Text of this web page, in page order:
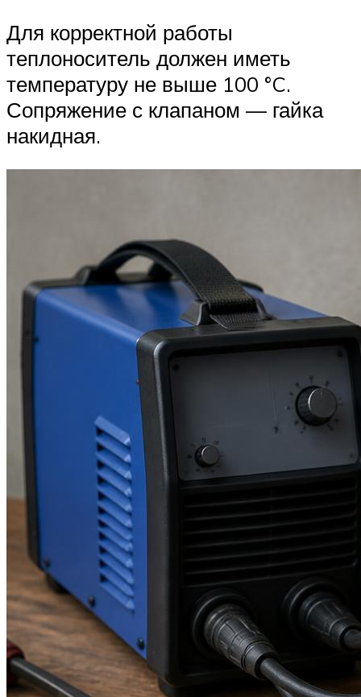
Для корректной работы
теплоноситель должен иметь
температуру не выше 100 °C.
Сопряжение с клапаном — гайка
накидная.